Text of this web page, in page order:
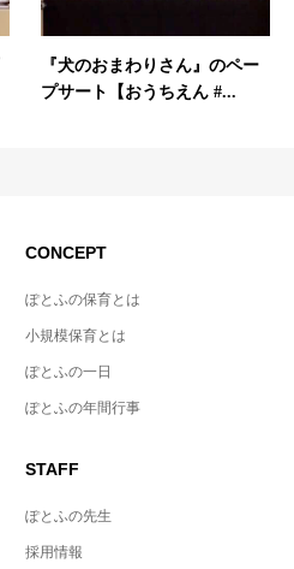
『犬のおまわりさん』のペー
プサート【おうちえん #...
CONCEPT
ぽとふの保育とは
小規模保育とは
ぽとふの一日
ぽとふの年間行事
STAFF
ぽとふの先生
採用情報